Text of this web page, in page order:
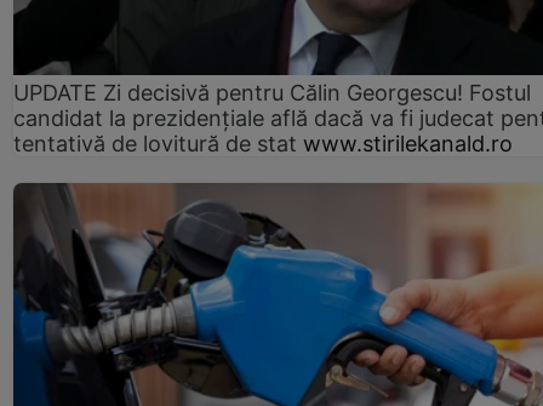
UPDATE Zi decisivă pentru Călin Georgescu! Fostul
candidat la prezidențiale află dacă va fi judecat
tentativă de lovitură de stat www.stirilekanald.ro